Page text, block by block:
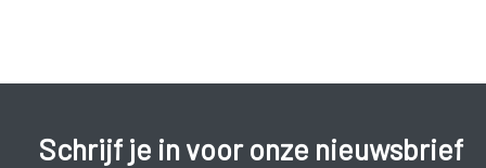
Schrijf je in voor onze nieuwsbrief